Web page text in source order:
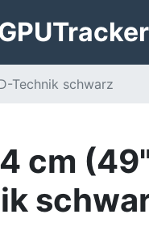
Tracker
Technik schwarz
cm